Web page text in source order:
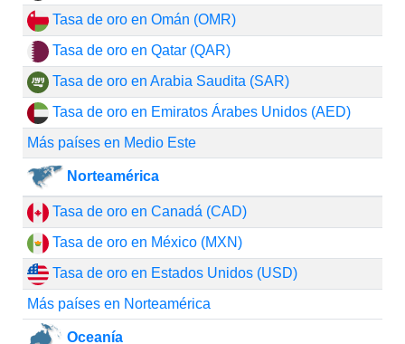
Tasa de oro en Omán (OMR)
Tasa de oro en Qatar (QAR)
Tasa de oro en Arabia Saudita (SAR)
Tasa de oro en Emiratos Árabes Unidos (AED)
Más países en Medio Este
Norteamérica
Tasa de oro en Canadá (CAD)
Tasa de oro en México (MXN)
Tasa de oro en Estados Unidos (USD)
Más países en Norteamérica
Oceanía